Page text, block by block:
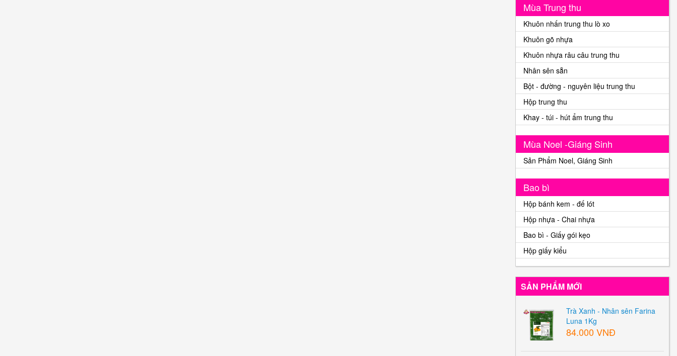
Mùa Trung thu
Khuôn nhấn trung thu lò xo
Khuôn gõ nhựa
Khuôn nhựa râu câu trung thu
Nhân sên sẵn
Bột - đường - nguyên liệu trung thu
Hộp trung thu
Khay - túi - hút ẩm trung thu
Mùa Noel -Giáng Sinh
Sản Phẩm Noel, Giáng Sinh
Bao bì
Hộp bánh kem - đế lót
Hộp nhựa - Chai nhựa
Bao bì - Giấy gói kẹo
Hộp giấy kiểu
SẢN PHẨM MỚI
Trà Xanh - Nhân sên Farina
Luna 1Kg
84.000 VNĐ